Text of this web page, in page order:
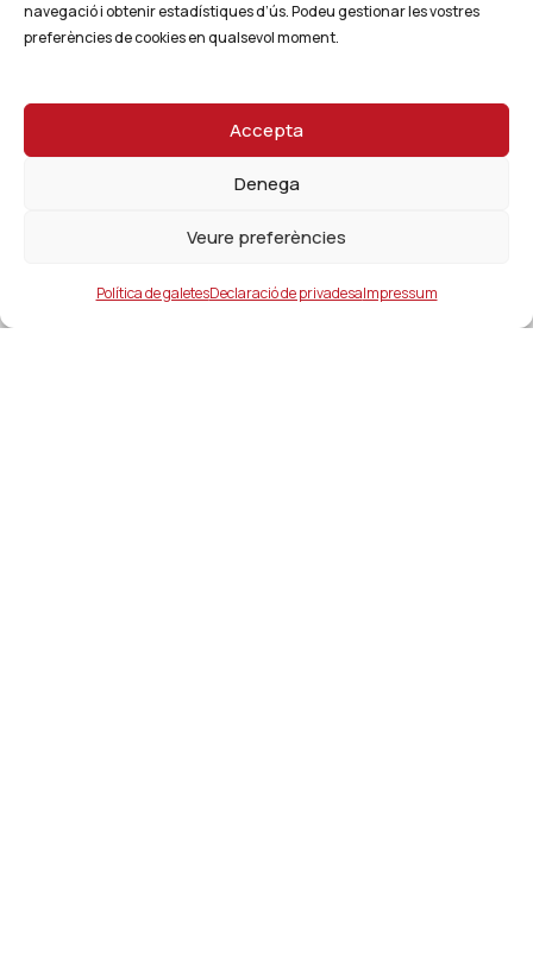
navegació i obtenir estadístiques d’ús. Podeu gestionar les vostres
preferències de cookies en qualsevol moment.
Accepta
Denega
Veure preferències
Política de galetesDeclaració de privadesaImpressum